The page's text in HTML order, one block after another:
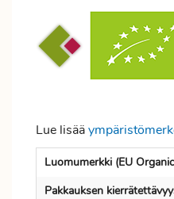
Lue lisää
Luomumerkki (EU
Pakkauksen